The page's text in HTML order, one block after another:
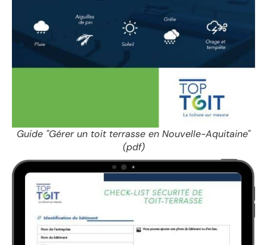
Guide "Gérer un toit terrasse en Nouvelle-Aquitaine"
(pdf)